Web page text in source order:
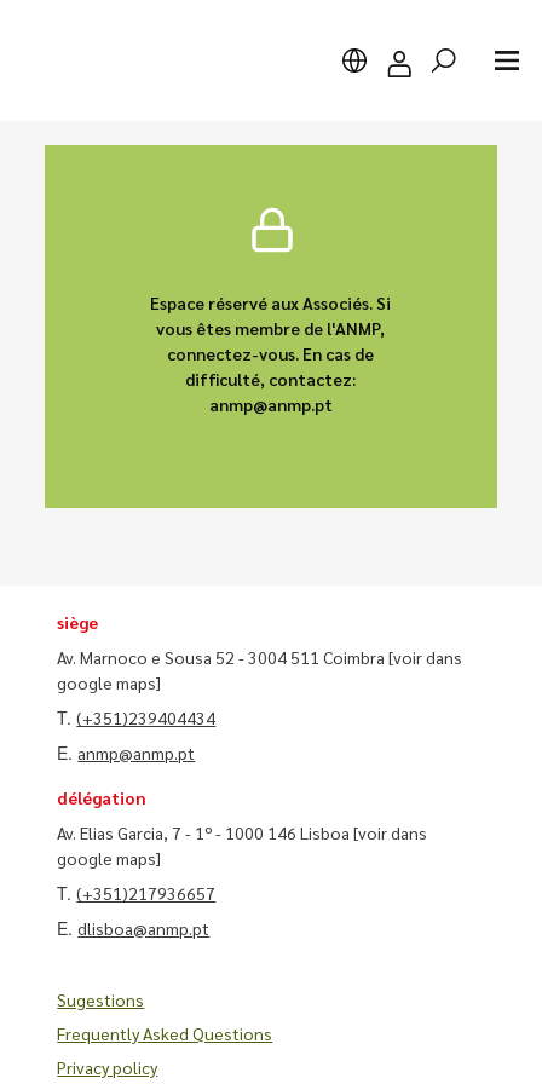
Espace réservé aux Associés. Si
vous êtes membre de l'ANMP,
connectez-vous. En cas de
difficulté, contactez:
anmp@anmp.pt
siège
Av. Marnoco e Sousa 52 - 3004 511 Coimbra[voir dans
google maps]
T.(+351)239404434
E. anmp@anmp.pt
délégation
Av. Elias Garcia, 7 - 1º - 1000 146 Lisboa[voir dans
google maps]
T.(+351)217936657
E.dlisboa@anmp.pt
Sugestions
Frequently Asked Questions
Privacy policy